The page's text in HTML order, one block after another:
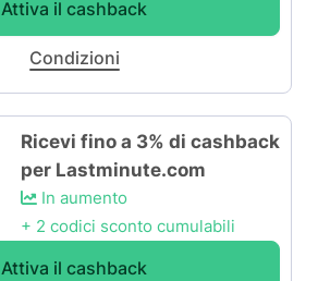
Attiva il cashback
Condizioni
Ricevi fino a 3% di cashback
per Lastminute.com
In aumento
+ 2 codici sconto cumulabili
Attiva il cashback